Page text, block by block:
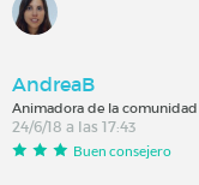
AndreaB
Animadora de la comunidad
24/6/18 a las 17:43
Buen consejero